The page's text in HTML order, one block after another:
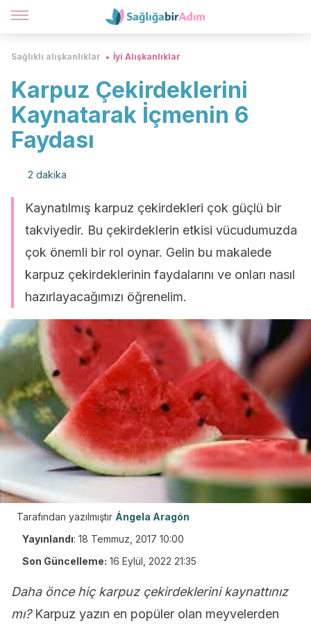
Sağlıklı alışkanlıklar İyi Alışkanlıklar
Karpuz Çekirdeklerini
Kaynatarak İçmenin 6
Faydası
2 dakika
Kaynatılmış karpuz çekirdekleri çok güçlü bir
takviyedir. Bu çekirdeklerin etkisi vücudumuzda
çok önemli bir rol oynar. Gelin bu makalede
karpuz çekirdeklerinin faydalarını ve onları nasıl
hazırlayacağımızı öğrenelim.
Tarafından yazılmıştır Ángela Aragón
Yayınlandı: 18 Temmuz, 2017 10:00
Son Güncelleme: 16 Eylül, 2022 21:35
Daha önce hiç karpuz çekirdeklerini kaynattınız
mı? Karpuz yazın en popüler olan meyvelerden